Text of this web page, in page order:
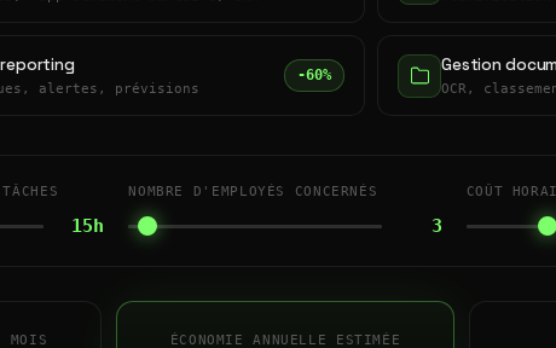
reporting
alertes, prévisions
-60% Gestion
OCR,
15h
NOMBRE D'EMPLOYÉS CONCERNÉS
3
COÛT
MOIS ÉCONOMIE ANNUELLE ESTIMÉE